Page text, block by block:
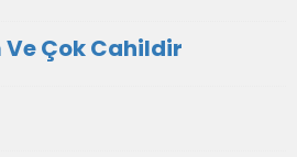
Çok Cahildir